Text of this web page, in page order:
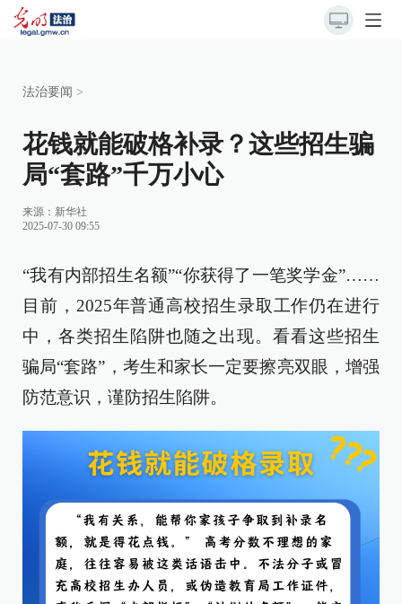
法治要闻 >
花钱就能破格补录？这些招生骗
局“套路”千万小心
来源： 新华社
2025-07-30 09:55
“我有内部招生名额”“你获得了一笔奖学金”……
目前，2025年普通高校招生录取工作仍在进行
中，各类招生陷阱也随之出现。看看这些招生
骗局“套路”，考生和家长一定要擦亮双眼，增强
防范意识，谨防招生陷阱。